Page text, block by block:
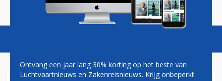
Magazine Podcasts Vacatures
Ontvang een jaar lang 30% korting op het beste van
Luchtvaartnieuws en Zakenreisnieuws. Krijg onbeperkt